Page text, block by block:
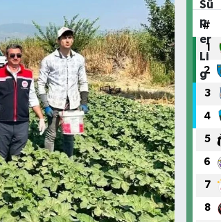
#
1
2
3
4
5
6
7
8